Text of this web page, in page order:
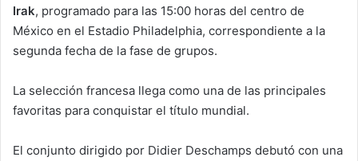
Irak, programado para las 15:00 horas del centro de
México en el Estadio Philadelphia, correspondiente a la
segunda fecha de la fase de grupos.
La selección francesa llega como una de las principales
favoritas para conquistar el título mundial.
El conjunto dirigido por Didier Deschamps debutó con una